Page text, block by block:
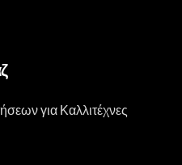
για Καλλιτέχνες